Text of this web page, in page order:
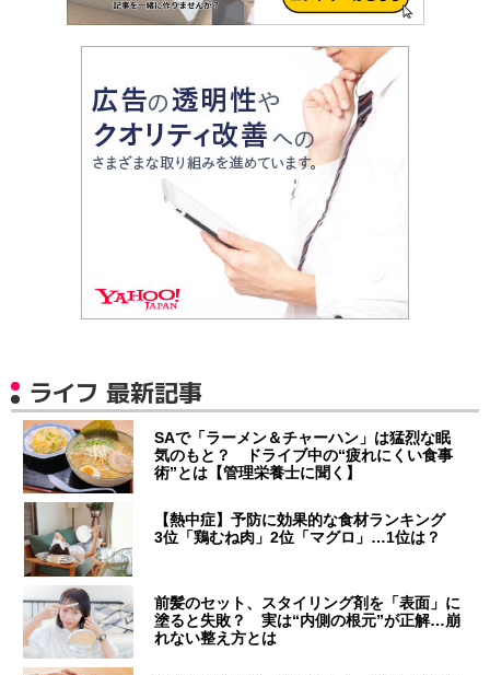
ライフ 最新記事
SAで「ラーメン＆チャーハン」は猛烈な眠
気のもと？ ドライブ中の“疲れにくい食事
術”とは【管理栄養士に聞く】
【熱中症】予防に効果的な食材ランキング
3位「鶏むね肉」2位「マグロ」…1位は？
前髪のセット、スタイリング剤を「表面」に
塗ると失敗？ 実は“内側の根元”が正解…崩
れない整え方とは